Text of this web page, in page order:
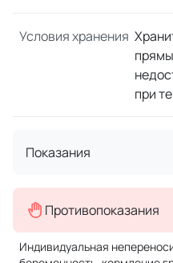
Условия хранения
при
Показания
Противопоказания
Индивидуальная